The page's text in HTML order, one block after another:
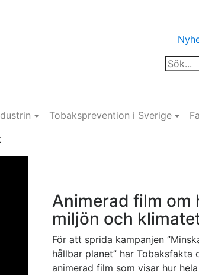
Tobaksprevention i Sverige
Animerad film om
miljön och
För att sprida kampanjen
hållbar planet” har
animerad film som visar hur